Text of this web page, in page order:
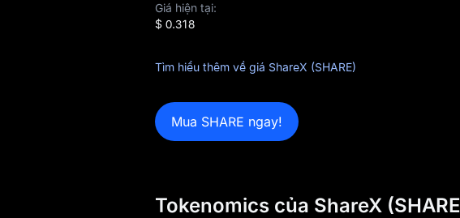
Giá hiện tại:
$ 0.318
Tìm hiểu thêm về giá ShareX (SHARE)
Mua SHARE ngay!
Tokenomics của ShareX